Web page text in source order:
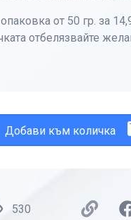
от 50 гр. за
отбелязвайте
Добави към количка
530